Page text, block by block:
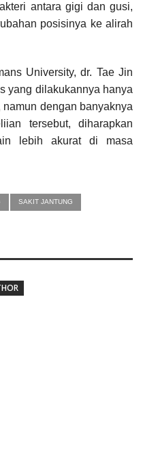
antara gigi dan gusi,
posisinya ke alirah
University, dr. Tae Jin
yang dilakukannya hanya
dengan banyaknya
tersebut, diharapkan
lebih akurat di masa
SAKIT JANTUNG